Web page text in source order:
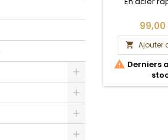
Toggle
99,00
 Ajouter
 Derniers